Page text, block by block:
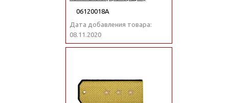
06120018А
Дата добавления товара:
08.11.2020